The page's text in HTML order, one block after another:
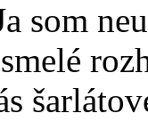
som